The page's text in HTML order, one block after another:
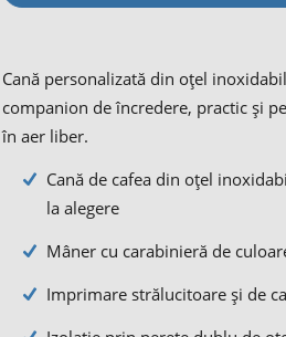
Cană personalizată din oțel
companion de încredere, practic și
în aer liber.
Cană de cafea din oțel
la alegere
Mâner cu carabinieră de
Imprimare strălucitoare și de